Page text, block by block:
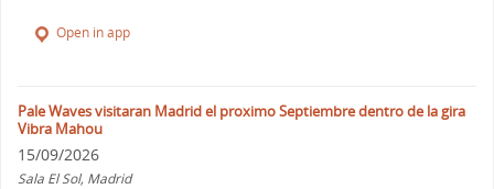
Open in app
Pale Waves visitaran Madrid el proximo Septiembre dentro de la gira
Vibra Mahou
15/09/2026
Sala El Sol, Madrid